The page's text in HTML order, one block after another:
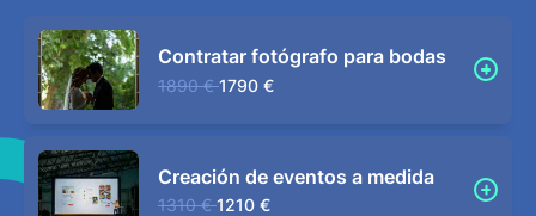
Contratar fotógrafo para bodas
1890 € 1790 €
Creación de eventos a medida
1310 € 1210 €